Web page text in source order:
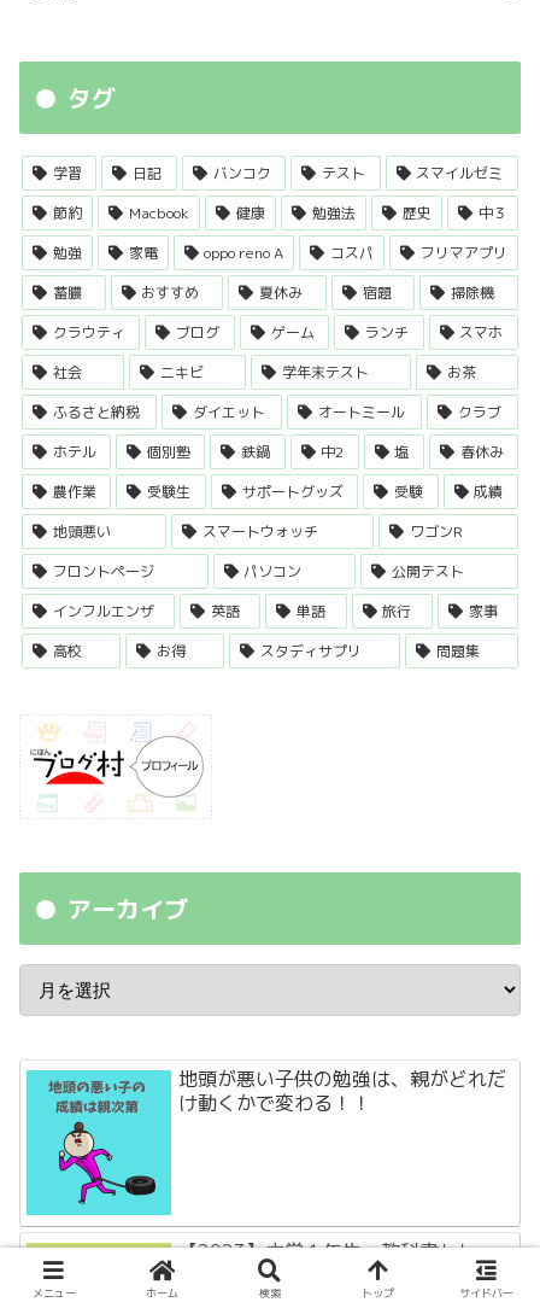
タグ
学習 日記 バンコク テスト
スマイルゼミ
節約
Macbook 健康 勉強法 歴史
中３
勉強
家電 oppo reno A コスパ
フリマアプリ
蓄膿
おすすめ 夏休み 宿題
掃除機
クラウティ
ブログ ゲーム ランチ
スマホ
社会
ニキビ 学年末テスト
お茶
ふるさと納税
ダイエット オートミール
クラブ
ホテル
個別塾 鉄鍋 中2 塩
春休み
農作業
受験生 サポートグッズ 受験
成績
地頭悪い
スマートウォッチ
ワゴンR
フロントページ
パソコン
公開テスト
インフルエンザ
英語 単語 旅行
家事
高校
お得 スタディサプリ 問題集
アーカイブ
地頭が悪い子供の勉強は、親がどれだ
け動くかで変わる！！
【2023】中学１年生、教科書トレー
ニングか教科書ワークか
メニュー ホーム 検索 トップ サイドバー